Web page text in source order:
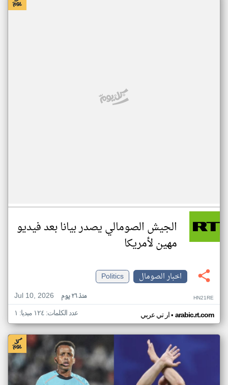
الجيش الصومالي يصدر بيانا بعد فيديو
مهين لأمريكا
اخبار الصومال
Politics
Jul 10, 2026
منذ ٢٦ يوم HN21RE
ار تي عربي• arabic.rt.com عدد الكلمات: ١٢٤ ميديا: ١